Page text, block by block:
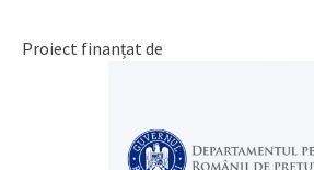
Proiect finanțat de